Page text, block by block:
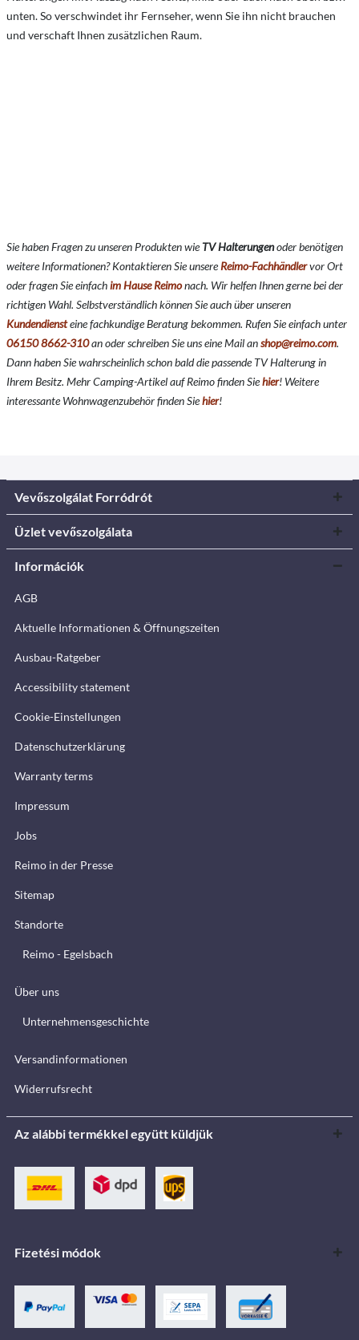
unten. So verschwindet ihr Fernseher, wenn Sie ihn nicht brauchen
und verschaft Ihnen zusätzlichen Raum.
Sie haben Fragen zu unseren Produkten wieTV Halterungenoder benötigen
weitere Informationen? Kontaktieren Sie unsereReimo-Fachhändlervor Ort
oder fragen Sie einfachim Hause Reimonach. Wir helfen Ihnen gerne bei der
richtigen Wahl. Selbstverständlich können Sie auch über unseren
Kundendiensteine fachkundige Beratung bekommen. Rufen Sie einfach unter
06150 8662-310an oder schreiben Sie uns eine Mail anshop@reimo.com.
Dann haben Sie wahrscheinlich schon bald die passende TV Halterung in
Ihrem Besitz. Mehr Camping-Artikel auf Reimo finden Siehier! Weitere
interessante Wohnwagenzubehör finden Siehier!
Vevőszolgálat Forródrót
Üzlet vevőszolgálata
Információk
AGB
Aktuelle Informationen & Öffnungszeiten
Ausbau-Ratgeber
Accessibility statement
Cookie-Einstellungen
Datenschutzerklärung
Warranty terms
Impressum
Jobs
Reimo in der Presse
Sitemap
Standorte
Reimo - Egelsbach
Über uns
Unternehmensgeschichte
Versandinformationen
Widerrufsrecht
Az alábbi termékkel együtt küldjük
Fizetési módok